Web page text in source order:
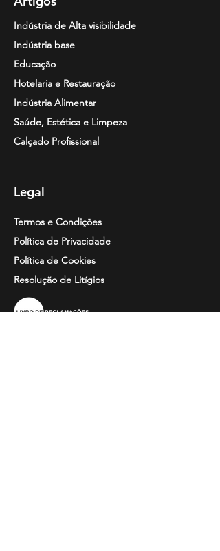
Indústria de Alta visibilidade
Indústria base
Educação
Hotelaria e Restauração
Indústria Alimentar
Saúde, Estética e Limpeza
Calçado Profissional
Legal
Termos e Condições
Política de Privacidade
Política de Cookies
Resolução de Litígios